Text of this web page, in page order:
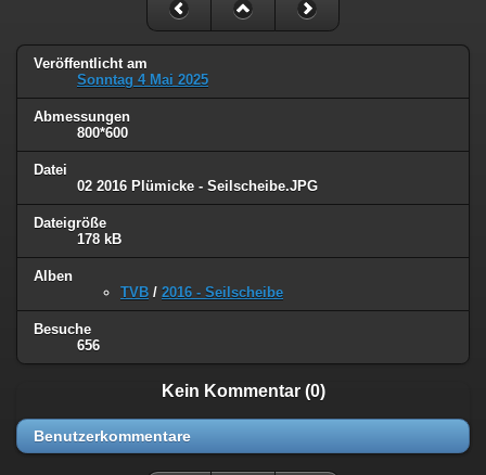
Veröffentlicht am
Sonntag 4 Mai 2025
Abmessungen
800*600
Datei
02 2016 Plümicke - Seilscheibe.JPG
Dateigröße
178 kB
Alben
TVB / 2016 - Seilscheibe
Besuche
656
Kein Kommentar (0)
Benutzerkommentare